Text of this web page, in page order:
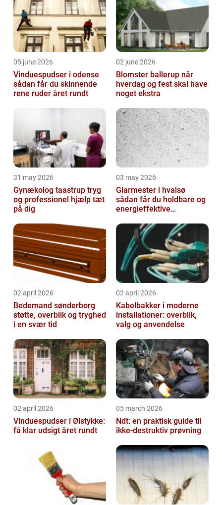
05 june 2026
Vinduespudser i odense
sådan får du skinnende
rene ruder året rundt
02 june 2026
Blomster ballerup når
hverdag og fest skal have
noget ekstra
31 may 2026
Gynækolog taastrup tryg
og professionel hjælp tæt
på dig
03 may 2026
Glarmester i hvalsø
sådan får du holdbare og
energieffektive
02 april 2026
Bedemand sønderborg
støtte, overblik og tryghed
i en svær tid
02 april 2026
Kabelbakker i moderne
installationer: overblik,
valg og anvendelse
02 april 2026
Vinduespudser i Ølstykke:
få klar udsigt året rundt
05 march 2026
Ndt: en praktisk guide til
ikke-destruktiv prøvning